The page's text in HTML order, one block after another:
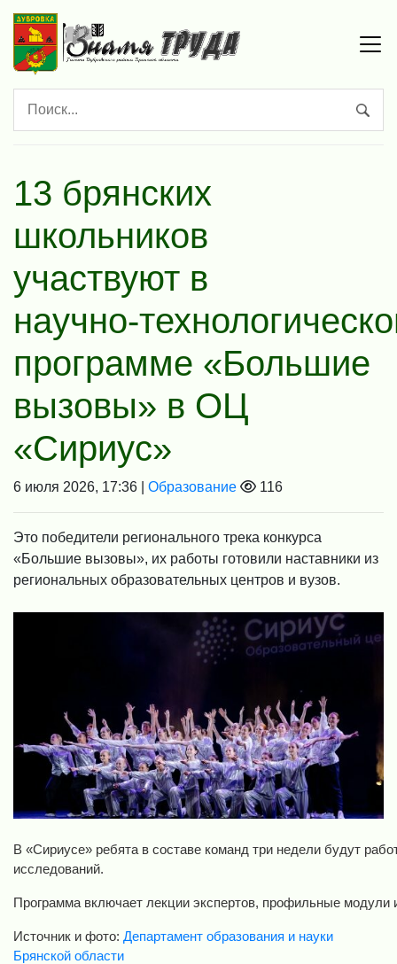
13 брянских
школьников
участвуют в
программе «Большие
вызовы» в ОЦ
«Сириус»
6 июля 2026, 17:36 | Образование 116
Это победители регионального трека конкурса
«Большие вызовы», их работы готовили наставники из
региональных образовательных центров и вузов.
В «Сириусе» ребята в составе команд три недели будут
исследований.
Программа включает лекции экспертов, профильные модули
Источник и фото: Департамент образования и науки
Брянской области